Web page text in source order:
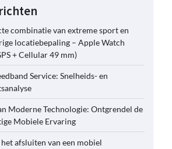
combinatie van extreme sport en
locatiebepaling – Apple Watch
+ Cellular 49 mm)
Service: Snelheids- en
Moderne Technologie: Ontgrendel de
Mobiele Ervaring
afsluiten van een mobiel